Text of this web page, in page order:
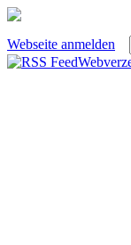
Webseite anmelden